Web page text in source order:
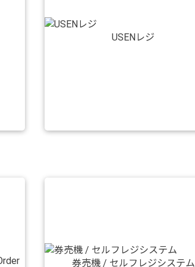
USENレジ
券売機 / セルフレジシステム